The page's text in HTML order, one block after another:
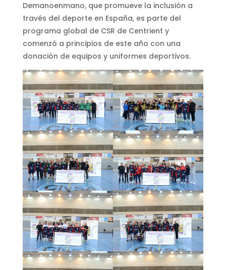
Demanoenmano, que promueve la inclusión a
través del deporte en España, es parte del
programa global de CSR de Centrient y
comenzó a principios de este año con una
donación de equipos y uniformes deportivos.